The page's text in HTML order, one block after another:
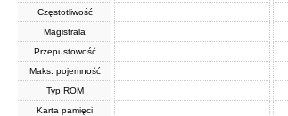
Częstotliwość
Magistrala
Przepustowość
Maks. pojemność
Typ ROM
Karta pamięci